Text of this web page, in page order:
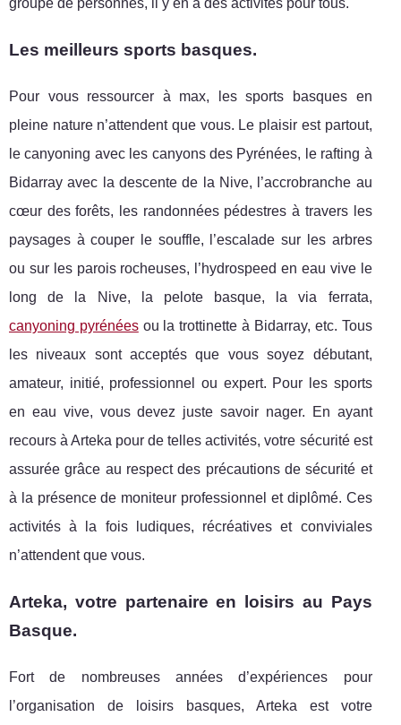
Les meilleurs sports basques.
Pour vous ressourcer à max, les sports basques en
pleine nature n’attendent que vous. Le plaisir est partout,
le canyoning avec les canyons des Pyrénées, le rafting à
Bidarray avec la descente de la Nive, l’accrobranche au
cœur des forêts, les randonnées pédestres à travers les
paysages à couper le souffle, l’escalade sur les arbres
ou sur les parois rocheuses, l’hydrospeed en eau vive le
long de la Nive, la pelote basque, la via ferrata,
canyoning pyrénéesou la trottinette à Bidarray, etc. Tous
les niveaux sont acceptés que vous soyez débutant,
amateur, initié, professionnel ou expert. Pour les sports
en eau vive, vous devez juste savoir nager. En ayant
recours à Arteka pour de telles activités, votre sécurité est
assurée grâce au respect des précautions de sécurité et
à la présence de moniteur professionnel et diplômé. Ces
activités à la fois ludiques, récréatives et conviviales
n’attendent que vous.
Arteka, votre partenaire en loisirs au Pays
Basque.
Fort de nombreuses années d’expériences pour
l’organisation de loisirs basques, Arteka est votre